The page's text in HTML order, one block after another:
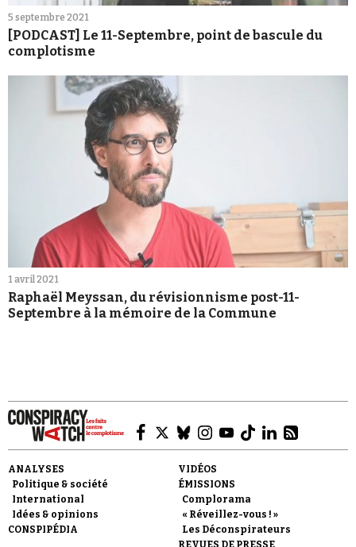
5 septembre 2021
[PODCAST] Le 11-Septembre, point de bascule du
complotisme
1 avril 2021
Raphaël Meyssan, du révisionnisme post-11-
Septembre à la mémoire de la Commune
ANALYSES
Politique & société
International
Idées & opinions
CONSPIPÉDIA
VIDÉOS
ÉMISSIONS
Complorama
« Réveillez-vous ! »
Les Déconspirateurs
REVUES DE PRESSE